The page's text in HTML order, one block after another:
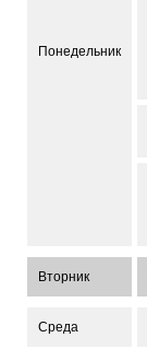
Понедельник
Вторник
Среда